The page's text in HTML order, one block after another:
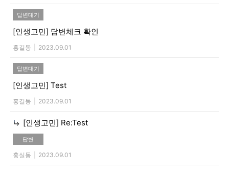
답변대기
[인생고민] 답변체크 확인
홍길동 2023.09.01
답변대기
[인생고민] Test
홍길동 2023.09.01
[인생고민] Re:Test
답변
홍실동 2023.09.01